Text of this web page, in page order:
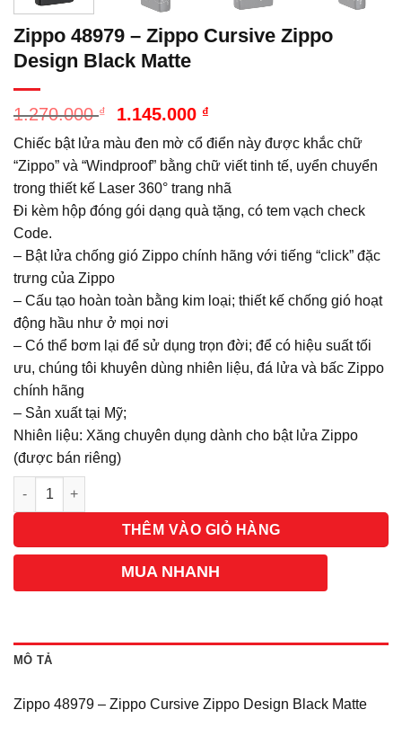
Zippo 48979 – Zippo Cursive Zippo
Design Black Matte
1.270.000₫
Giá
là:
1.270.000 ₫.
1.145.000 ₫
tại
là:
1.145.000 ₫.
Chiếc bật lửa màu đen mờ cổ điển này được khắc chữ
“Zippo” và “Windproof” bằng chữ viết tinh tế, uyển chuyển
trong thiết kế Laser 360° trang nhã
Đi kèm hộp đóng gói dạng quà tặng, có tem vạch check
Code.
– Bật lửa chống gió Zippo chính hãng với tiếng “click” đặc
trưng của Zippo
– Cấu tạo hoàn toàn bằng kim loại; thiết kế chống gió hoạt
động hầu như ở mọi nơi
– Có thể bơm lại để sử dụng trọn đời; để có hiệu suất tối
ưu, chúng tôi khuyên dùng nhiên liệu, đá lửa và bấc Zippo
chính hãng
– Sản xuất tại Mỹ;
Nhiên liệu: Xăng chuyên dụng dành cho bật lửa Zippo
(được bán riêng)
Số lượng
THÊM VÀO GIỎ HÀNG
MUA NHANH
MÔ TẢ
Zippo 48979 – Zippo Cursive Zippo Design Black Matte